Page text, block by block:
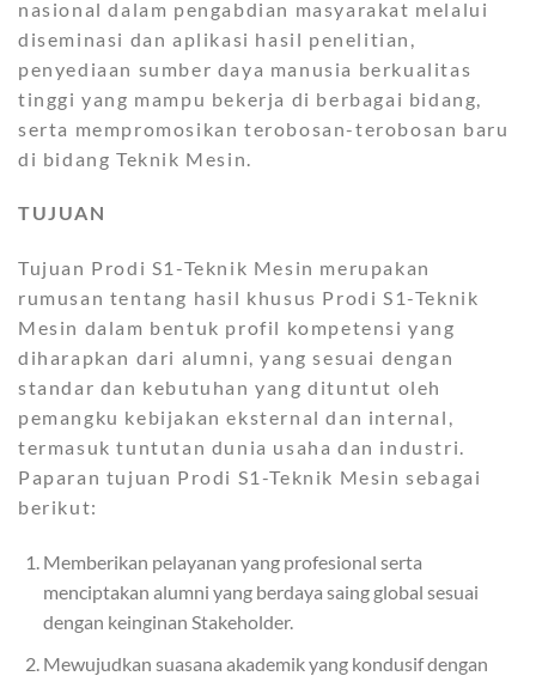
nasional dalam pengabdian masyarakat melalui
diseminasi dan aplikasi hasil penelitian,
penyediaan sumber daya manusia berkualitas
tinggi yang mampu bekerja di berbagai bidang,
serta mempromosikan terobosan-terobosan baru
di bidang Teknik Mesin.
TUJUAN
Tujuan Prodi S1-Teknik Mesin merupakan
rumusan tentang hasil khusus Prodi S1-Teknik
Mesin dalam bentuk profil kompetensi yang
diharapkan dari alumni, yang sesuai dengan
standar dan kebutuhan yang dituntut oleh
pemangku kebijakan eksternal dan internal,
termasuk tuntutan dunia usaha dan industri.
Paparan tujuan Prodi S1-Teknik Mesin sebagai
berikut:
Memberikan pelayanan yang profesional serta
menciptakan alumni yang berdaya saing global sesuai
dengan keinginan Stakeholder.
Mewujudkan suasana akademik yang kondusif dengan